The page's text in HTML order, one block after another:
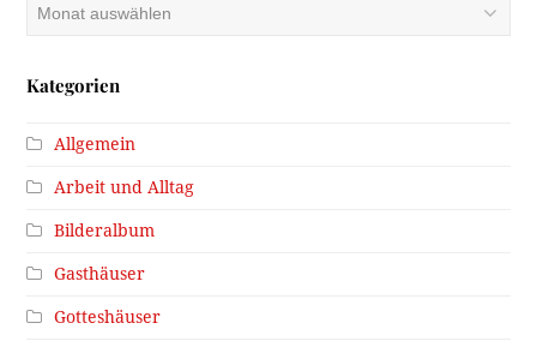
Kategorien
Allgemein
Arbeit und Alltag
Bilderalbum
Gasthäuser
Gotteshäuser